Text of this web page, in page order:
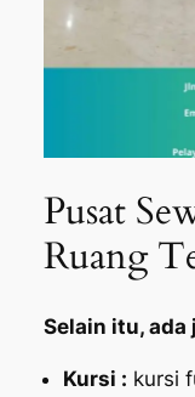
Pusat
Ruang
Selain itu, ada
Kursi : kursi